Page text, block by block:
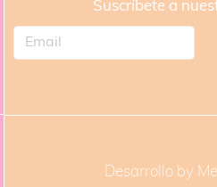
Suscríbete a
Desarrollo by